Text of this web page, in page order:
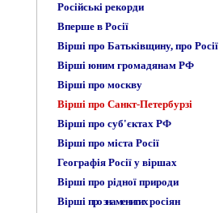
Російські рекорди
Вперше в Росії
Вірші про Батьківщину, про Росії
Вірші юним громадянам РФ
Вірші про москву
Вірші про Санкт-Петербурзі
Вірші про суб'єктах РФ
Вірші про міста Росії
Географія Росії у віршах
Вірші про рідної природи
Вірші про знаменитихросіян